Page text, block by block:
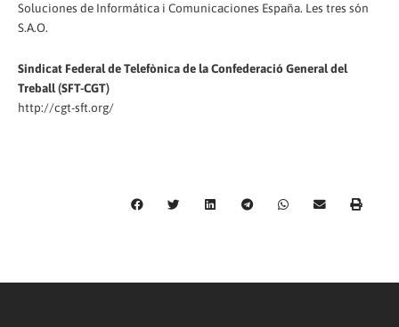
Soluciones de Informática i Comunicaciones España. Les tres són
S.A.O.
Sindicat Federal de Telefònica de la Confederació General del
Treball (SFT-CGT)
http://cgt-sft.org/